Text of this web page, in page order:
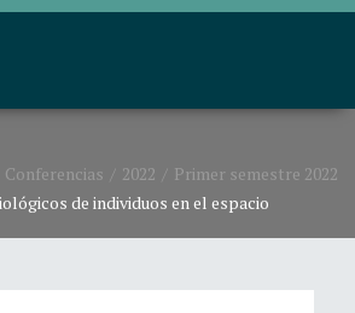
Conferencias 2022
Primer semestre 2022
de individuos en el espacio